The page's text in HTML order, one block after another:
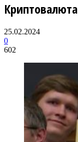
25.02.2024
0
602